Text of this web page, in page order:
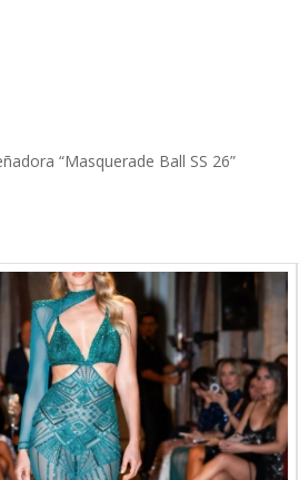
“Masquerade Ball SS 26”